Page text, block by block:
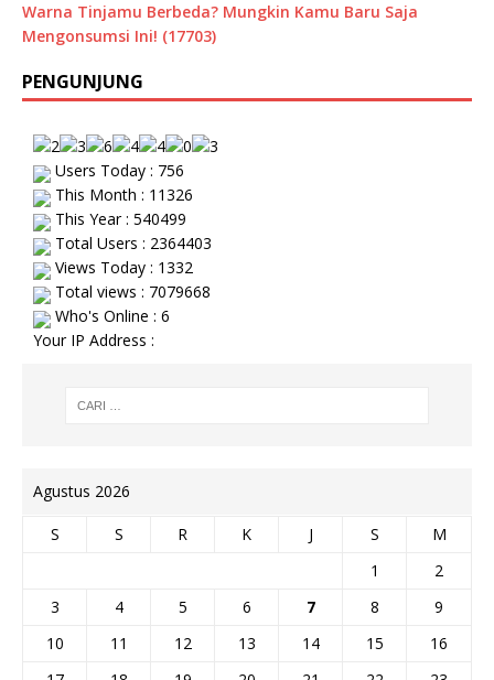
Warna Tinjamu Berbeda? Mungkin Kamu Baru Saja
Mengonsumsi Ini! (17703)
PENGUNJUNG
Users Today : 756
This Month : 11326
This Year : 540499
Total Users : 2364403
Views Today : 1332
Total views : 7079668
Who's Online : 6
Your IP Address :
Agustus 2026
S S R K J S
M
1
2
3
4 5 6 7 8
9
10
11 12 13 14 15
16